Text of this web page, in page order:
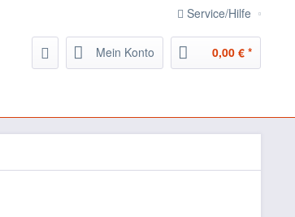
Service/Hilfe
Mein Konto 0,00 € *